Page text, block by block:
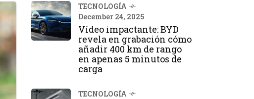
TECNOLOGÍA
December 24, 2025
Vídeo impactante: BYD
revela en grabación cómo
añadir 400 km de rango
en apenas 5 minutos de
carga
TECNOLOGÍA